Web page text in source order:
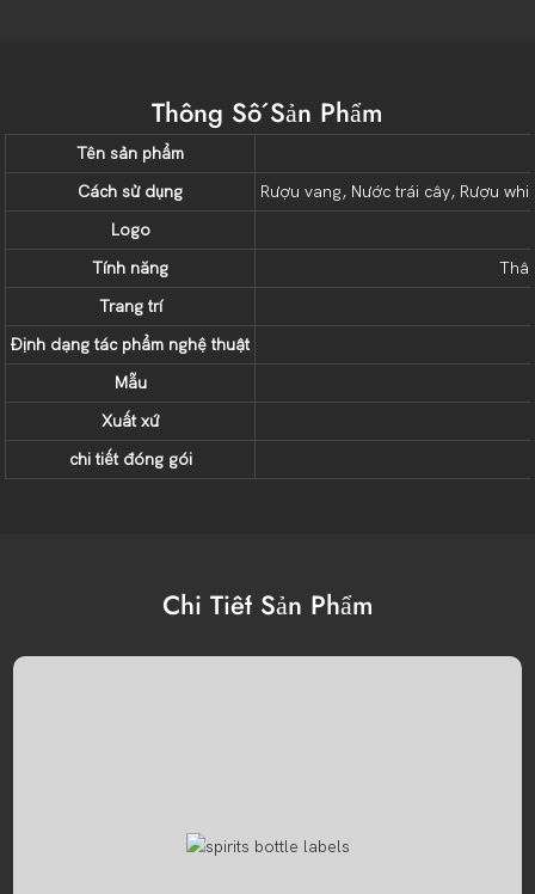
Thông Số Sản Phẩm
Tên sản phẩm
Cách sử dụng
Rượu vang, Nước trái cây, Rượu
Logo
Tính năng
Trang trí
Định dạng tác phẩm nghệ thuật
Mẫu
Xuất xứ
chi tiết đóng gói
Chi Tiết Sản Phẩm